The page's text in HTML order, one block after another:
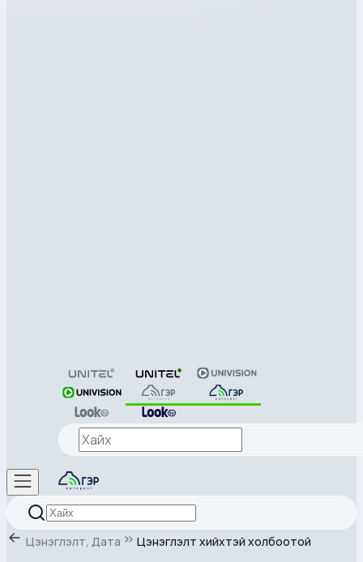
Цэнэглэлт, Дата Цэнэглэлт хийхтэй холбоотой